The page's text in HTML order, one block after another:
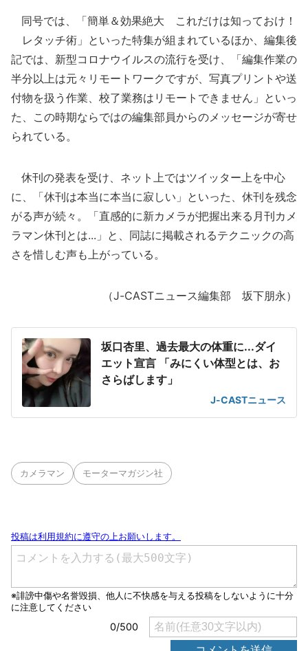
同号では、「簡単＆効果絶大 これだけは知っておけ！
レタッチ術」といった特集が組まれているほか、編集後
記では、新型コロナウイルスの流行を受け、「編集作業の
半分以上は元々リモートワークですが、写真プリントや送
付物を扱う作業、校了業務はリモートできません」といっ
た、この時期ならではの編集部員からのメッセージが寄せ
られている。
休刊の発表を受け、ネット上ではツイッター上を中心
に、「休刊は本当に本当に寂しい」といった、休刊を残念
がる声が続々。「直感的に新カメラが把握出来る月刊カメ
ラマン休刊とは...」と、同誌に掲載されるテクニックの高
さを惜しむ声も上がっている。
（J-CASTニュース編集部 坂下朋永）
坂口杏里、過去最大の体重に...ダイ
エット宣言 「みにくい体型とは、お
さらばします」
J-CASTニュース
カメラマン モーターマガジン社